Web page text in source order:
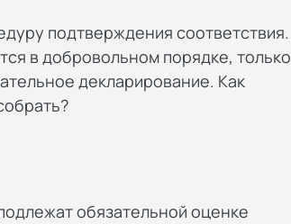
подтверждения соответствия.
в добровольном порядке, только
декларирование. Как
обязательной оценке